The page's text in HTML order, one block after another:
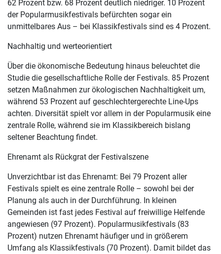
62 Prozent bzw. 68 Prozent deutlich niedriger. 10 Prozent
der Popularmusikfestivals befürchten sogar ein
unmittelbares Aus – bei Klassikfestivals sind es 4 Prozent.
Nachhaltig und werteorientiert
Über die ökonomische Bedeutung hinaus beleuchtet die
Studie die gesellschaftliche Rolle der Festivals. 85 Prozent
setzen Maßnahmen zur ökologischen Nachhaltigkeit um,
während 53 Prozent auf geschlechtergerechte Line-Ups
achten. Diversität spielt vor allem in der Popularmusik eine
zentrale Rolle, während sie im Klassikbereich bislang
seltener Beachtung findet.
Ehrenamt als Rückgrat der Festivalszene
Unverzichtbar ist das Ehrenamt: Bei 79 Prozent aller
Festivals spielt es eine zentrale Rolle – sowohl bei der
Planung als auch in der Durchführung. In kleinen
Gemeinden ist fast jedes Festival auf freiwillige Helfende
angewiesen (97 Prozent). Popularmusikfestivals (83
Prozent) nutzen Ehrenamt häufiger und in größerem
Umfang als Klassikfestivals (70 Prozent). Damit bildet das